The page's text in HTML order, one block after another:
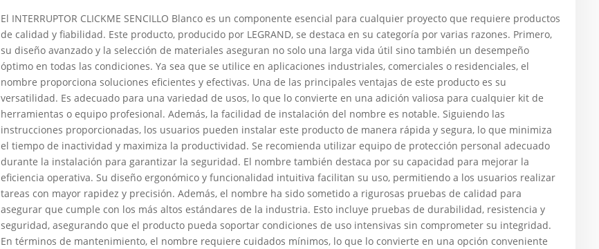
El INTERRUPTOR CLICKME SENCILLO Blanco es un componente esencial para cualquier proyecto que requiere productos
de calidad y fiabilidad. Este producto, producido por LEGRAND, se destaca en su categoría por varias razones. Primero,
su diseño avanzado y la selección de materiales aseguran no solo una larga vida útil sino también un desempeño
óptimo en todas las condiciones. Ya sea que se utilice en aplicaciones industriales, comerciales o residenciales, el
nombre proporciona soluciones eficientes y efectivas. Una de las principales ventajas de este producto es su
versatilidad. Es adecuado para una variedad de usos, lo que lo convierte en una adición valiosa para cualquier kit de
herramientas o equipo profesional. Además, la facilidad de instalación del nombre es notable. Siguiendo las
instrucciones proporcionadas, los usuarios pueden instalar este producto de manera rápida y segura, lo que minimiza
el tiempo de inactividad y maximiza la productividad. Se recomienda utilizar equipo de protección personal adecuado
durante la instalación para garantizar la seguridad. El nombre también destaca por su capacidad para mejorar la
eficiencia operativa. Su diseño ergonómico y funcionalidad intuitiva facilitan su uso, permitiendo a los usuarios realizar
tareas con mayor rapidez y precisión. Además, el nombre ha sido sometido a rigurosas pruebas de calidad para
asegurar que cumple con los más altos estándares de la industria. Esto incluye pruebas de durabilidad, resistencia y
seguridad, asegurando que el producto pueda soportar condiciones de uso intensivas sin comprometer su integridad.
En términos de mantenimiento, el nombre requiere cuidados mínimos, lo que lo convierte en una opción conveniente